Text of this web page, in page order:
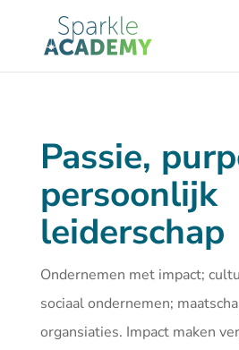
Passie,
persoonlijk
leiderschap
Ondernemen met impact;
sociaal ondernemen;
organsiaties. Impact maken